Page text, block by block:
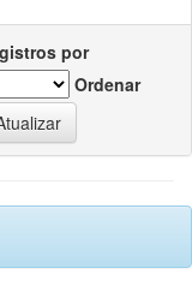
por
Ordenar